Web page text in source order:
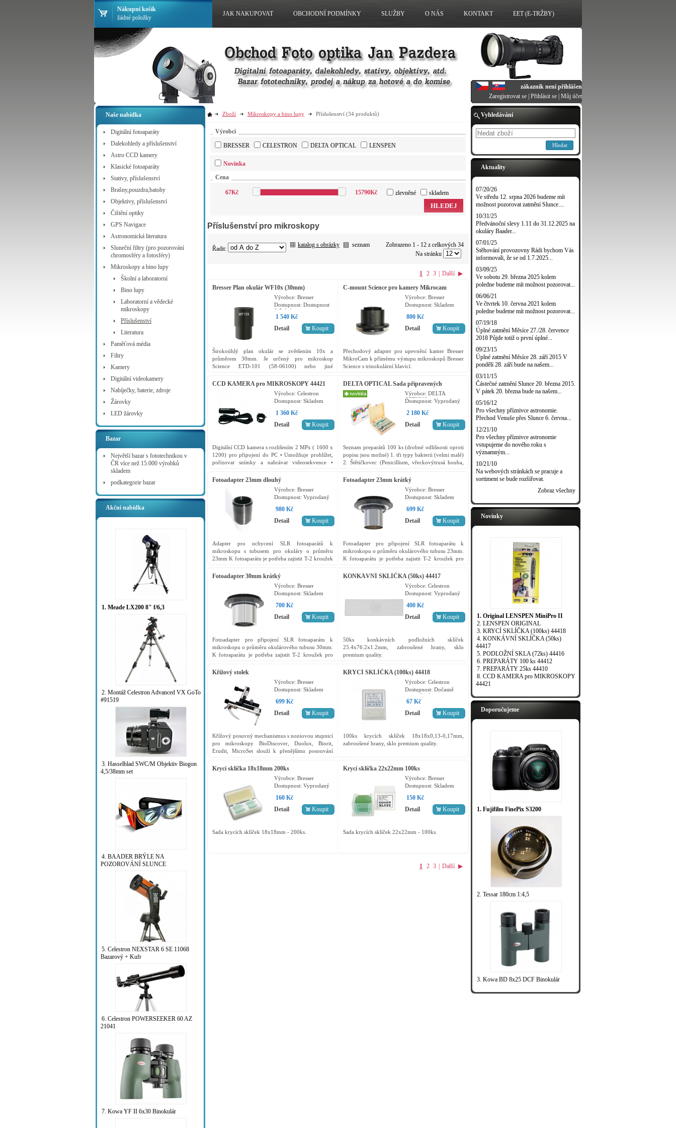
Naše nabídka
Digitální fotoaparáty
Dalekohledy a příslušenství
Astro CCD kamery
Klasické fotoaparáty
Stativy, příslušenství
Brašny,pouzdra,batohy
Objektivy, příslušenství
Čištění optiky
GPS Navigace
Astronomická literatura
Sluneční filtry (pro pozorování
chromosféry a fotosféry)
Mikroskopy a bino lupy
Školní a laboratorní
Bino lupy
Laboratorní a vědecké
mikroskopy
Příslušenství
Literatura
Paměťová média
Filtry
Kamery
Digitální videokamery
Nabíječky, baterie, zdroje
Žárovky
LED žárovky
Bazar
Největší bazar s fototechnikou v
ČR více než 15.000 výrobků
skladem
podkategorie bazar
Akční nabídka
1. Meade LX200 8" f/6,3
2. Montáž Celestron Advanced VX GoTo
#91519
3. Hasselblad SWC/M Objektiv Biogon
4,5/38mm set
4. BAADER BRÝLE NA
POZOROVÁNÍ SLUNCE
5. Celestron NEXSTAR 6 SE 11068
Bazarový + Kufr
6. Celestron POWERSEEKER 60 AZ
21041
7. Kowa YF II 6x30 Binokulár
Zboží Mikroskopy a bino lupy Příslušenství (34 produktů)
Výrobci
BRESSER
CELESTRON DELTA OPTICAL LENSPEN
Novinka
Cena
67Kč 15790Kč zlevněné skladem
HLEDEJ
Příslušenství pro mikroskopy
Řadit:
katalog s obrázky seznam
Zobrazeno 1 - 12 z celkových 34
Na stránku
1 2 3 | Další ▶
Bresser Plan okulár WF10x (30mm)
Výrobce: Bresser
Dostupnost: Dostupnost
3-5 dní
1 540 Kč
Koupit
Detail
Širokoúhlý plan okulár se zvětšením 10x a
průměrem 30mm. Je určený pro mikroskop
Science ETD-101 (58-06100) nebo jiné
C-mount Science pro kamery Mikrocam
Výrobce: Bresser
Dostupnost: Skladem
800 Kč
Koupit
Detail
Přechodový adapter pro upevnění kamer Bresser
MikroCam k přímému výstupu mikroskopů Bresser
Science s trinokulární hlavicí.
CCD KAMERA pro MIKROSKOPY 44421
Výrobce: Celestron
Dostupnost: Skladem
1 360 Kč
Koupit
Detail
Digitální CCD kamera s rozlišením 2 MPx ( 1600 x
1200) pro připojení do PC • Umožňuje prohlížet,
pořizovat snímky a nahrávat videosekvence •
Windows XP/Vista/7,...
DELTA OPTICAL Sada připravených
preparátů 100ks
Výrobce: DELTA
OPTICAL
Dostupnost: Vyprodaný
2 180 Kč
Koupit
Detail
Seznam preparátů 100 ks (drobné odlišnosti oproti
popisu jsou možné) 1. tři typy bakterii (velmi malé)
2. Štětičkovec (Penicillium, vřeckovýtrusá houba,
Fotoadapter 23mm dlouhý
Výrobce: Bresser
Dostupnost: Vyprodaný
980 Kč
Koupit
Detail
Adapter pro uchycení SLR fotoaparátů k
mikroskopu s tubusem pro okuláry o průměru
23mm K fotoaparátu je potřeba zajistit T-2 kroužek
Olympus...). T-2 kroužek se...
Fotoadapter 23mm krátký
Výrobce: Bresser
Dostupnost: Skladem
699 Kč
Koupit
Detail
Fotoadapter pro připojení SLR fotoaparátu k
mikroskopu o průměru okulárového tubusu 23mm.
K fotoaparátu je potřeba zajistit T-2 kroužek pro
T-2 kroužek se...
Fotoadapter 30mm krátký
Výrobce: Bresser
Dostupnost: Skladem
700 Kč
Koupit
Detail
Fotoadapter pro připojení SLR fotoaparátu k
mikroskopu o průměru okulárového tubusu 30mm.
K fotoaparátu je potřeba zajistit T-2 kroužek pro
T-2 kroužek se...
KONKÁVNÍ SKLÍČKA (50ks) 44417
Výrobce: Celestron
Dostupnost: Vyprodaný
400 Kč
Koupit
Detail
50ks konkávních podložních sklíček
25.4x76.2x1.2mm, zabroušené hrany, sklo
premium quality.
Křížový stolek
Výrobce: Bresser
Dostupnost: Skladem
699 Kč
Koupit
Detail
Křížový posuvný mechanismus s noniovou stupnicí
pro mikroskopy BioDiscover, Duolux, Biorit,
Erudit, MicroSet slouží k přenějšímu posouvání
KRYCÍ SKLÍČKA (100ks) 44418
Výrobce: Celestron
Dostupnost: Dočasně
vyprodaný
67 Kč
Koupit
Detail
100ks krycích sklíček 18x18x0,13-0,17mm,
zabroušené hrany, sklo premium quality.
Krycí sklíčka 18x18mm 200ks
Výrobce: Bresser
Dostupnost: Vyprodaný
160 Kč
Koupit
Detail
Sada krycích sklíček 18x18mm - 200ks.
Krycí sklíčka 22x22mm 100ks
Výrobce: Bresser
Dostupnost: Skladem
150 Kč
Koupit
Detail
Sada krycích sklíček 22x22mm - 100ks.
1 2 3 | Další ▶
Vyhledávání
Hledat
Aktuality
07/20/26
Ve středu 12. srpna 2026 budeme mít
možnost pozorovat zatmění Slunce....
10/31/25
Předvánoční slevy 1.11 do 31.12.2025 na
okuláry Baader...
07/01/25
Stěhování provozovny Rádi bychom Vás
informovali, že se od 1.7.2025...
03/09/25
Ve sobotu 29. března 2025 kolem
poledne budeme mít možnost pozorovat...
06/06/21
Ve čtvrtek 10. června 2021 kolem
poledne budeme mít možnost pozorovat...
07/19/18
Úplné zatmění Měsíce 27./28. července
2018 Půjde totiž o první úplné...
09/23/15
Úplné zatmění Měsíce 28. září 2015 V
pondělí 28. září bude na našem...
03/11/15
Částečné zatmění Slunce 20. března 2015.
V pátek 20. března bude na našem...
05/16/12
Pro všechny příznivce astronomie.
Přechod Venuše přes Slunce 6. června...
12/21/10
Pro všechny příznivce astronomie
vstupujeme do nového roku s
významným...
10/21/10
Na webových stránkách se pracuje a
sortiment se bude rozšiřovat.
Zobraz všechny
Novinky
1. Original LENSPEN MiniPro II
2. LENSPEN ORIGINAL
3. KRYCÍ SKLÍČKA (100ks) 44418
4. KONKÁVNÍ SKLÍČKA (50ks)
44417
5. PODLOŽNÍ SKLA (72ks) 44416
6. PREPARÁTY 100 ks 44412
7. PREPARÁTY 25ks 44410
8. CCD KAMERA pro MIKROSKOPY
44421
Doporučujeme
1. Fujifilm FinePix S3200
2. Tessar 180cm 1:4,5
3. Kowa BD 8x25 DCF Binokulár
Nákupní košík
žádné položky
JAK NAKUPOVAT OBCHODNÍ PODMÍNKY SLUŽBY O NÁS KONTAKT EET (E-TRŽBY)
zákazník není přihlášen
Zaregistrovat se Přihlásit se Můj účet